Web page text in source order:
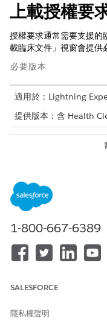
上載授權要
授權要求通常需要支援的
載臨床文件」視窗會提供
必要版本
適用於：Lightning
提供版本：含 Health
您也可以上載其他文件，
備註所顯示的授權要求
1-800-667-6389
SALESFORCE
隱私權聲明